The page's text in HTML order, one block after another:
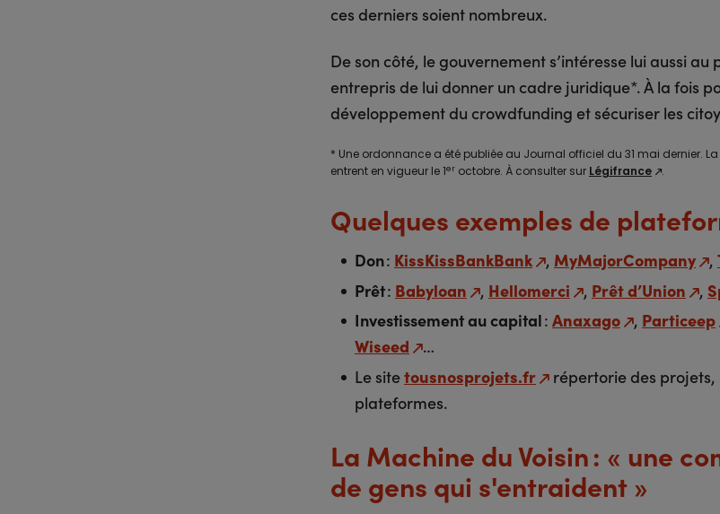
ces derniers soient nombreux.
De son côté, le gouvernement s’intéresse lui aussi au
entrepris de lui donner un cadre juridique*. À la fois
développement du crowdfunding et sécuriser les
* Une ordonnance a été publiée au Journal officiel du 31 mai dernier.
entrent en vigueur le 1er octobre. À consulter sur Légifrance .
Quelques exemples de
Don: KissKissBankBank , MyMajorCompany ,
Prêt: Babyloan , Hellomerci , Prêt d’Union ,
Investissement au capital: Anaxago , Particeep
Wiseed
…
Le sitetousnosprojets.fr
répertorie des projets,
plateformes.
La Machine du Voisin : « une
de gens qui s'entraident »